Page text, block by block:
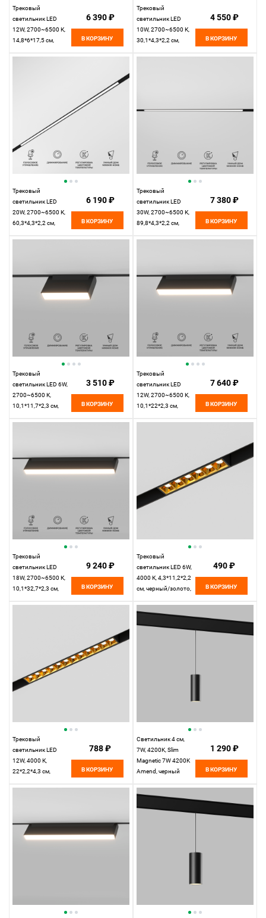
Трековый
светильник LED
12W, 2700~6500 К,
14,8*6*17,5 см,
6 390 ₽
В КОРЗИНУ
Трековый
светильник LED
10W, 2700~6500 К,
30,1*4,3*2,2 см,
4 550 ₽
В КОРЗИНУ
Трековый
светильник LED
20W, 2700~6500 К,
60,3*4,3*2,2 см,
6 190 ₽
В КОРЗИНУ
Трековый
светильник LED
30W, 2700~6500 К,
89,8*4,3*2,2 см,
7 380 ₽
В КОРЗИНУ
Трековый
светильник LED 6W,
2700~6500 К,
10,1*11,7*2,3 см,
3 510 ₽
В КОРЗИНУ
Трековый
светильник LED
12W, 2700~6500 К,
10,1*22*2,3 см,
7 640 ₽
В КОРЗИНУ
Трековый
светильник LED
18W, 2700~6500 К,
10,1*32,7*2,3 см,
9 240 ₽
В КОРЗИНУ
Трековый
светильник LED 6W,
4000 К, 4,3*11,2*2,2
см, черный/золото,
Magnetic 85101/01
490 ₽
В КОРЗИНУ
Трековый
светильник LED
12W, 4000 К,
22*2,2*4,3 см,
788 ₽
В КОРЗИНУ
Светильник 4 см,
7W, 4200K, Slim
Magnetic 7W 4200K
Amend, черный
1 290 ₽
В КОРЗИНУ